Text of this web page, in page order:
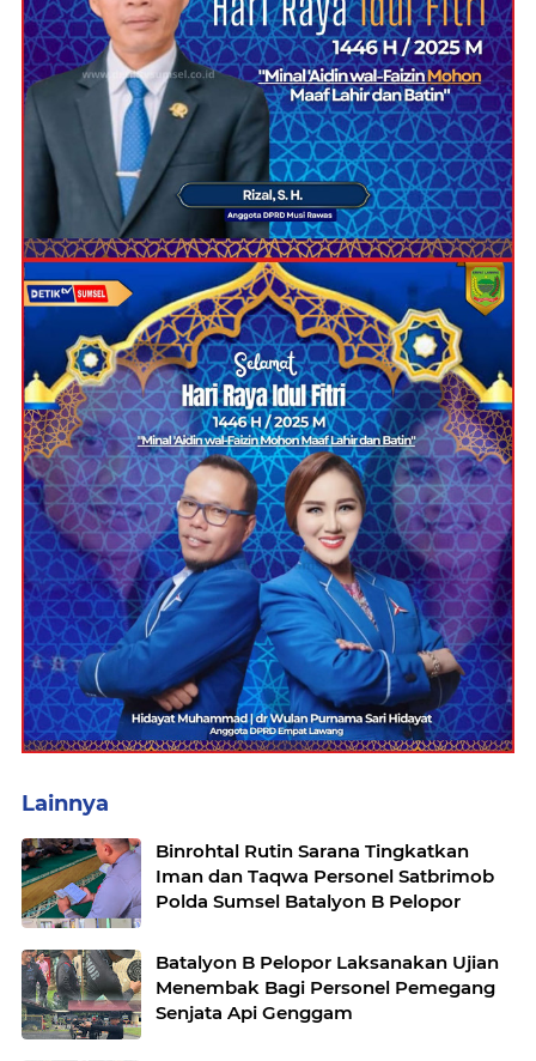
Lainnya
Binrohtal Rutin Sarana Tingkatkan
Iman dan Taqwa Personel Satbrimob
Polda Sumsel Batalyon B Pelopor
Batalyon B Pelopor Laksanakan Ujian
Menembak Bagi Personel Pemegang
Senjata Api Genggam